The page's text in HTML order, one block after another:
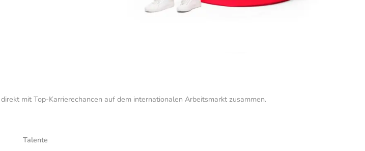
mit Top-Karrierechancen auf dem internationalen Arbeitsmarkt zusammen.
Talente